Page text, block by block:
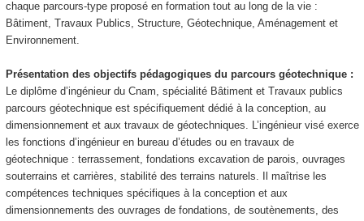
chaque parcours-type proposé en formation tout au long de la vie :
Bâtiment, Travaux Publics, Structure, Géotechnique, Aménagement et
Environnement.
Présentation des objectifs pédagogiques du parcours géotechnique :
Le diplôme d’ingénieur du Cnam, spécialité Bâtiment et Travaux publics
parcours géotechnique est spécifiquement dédié à la conception, au
dimensionnement et aux travaux de géotechniques. L’ingénieur visé exerce
les fonctions d’ingénieur en bureau d’études ou en travaux de
géotechnique : terrassement, fondations excavation de parois, ouvrages
souterrains et carrières, stabilité des terrains naturels. Il maîtrise les
compétences techniques spécifiques à la conception et aux
dimensionnements des ouvrages de fondations, de soutènements, des